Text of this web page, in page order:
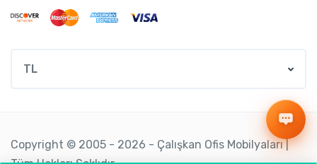
TL
Copyright © 2005 - 2026 - Çalışkan Ofis Mobilyaları |